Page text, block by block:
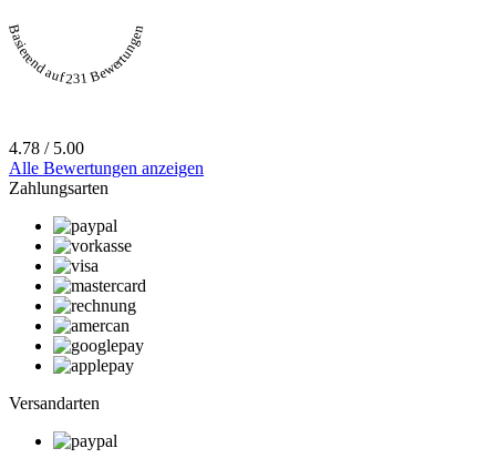
Basierend auf 231 Bewertungen
4.78 / 5.00
Alle Bewertungen anzeigen
Zahlungsarten
Versandarten